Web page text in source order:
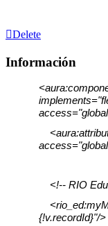
Delete
Información
<!-- RIO
{!v.recordId}"/>